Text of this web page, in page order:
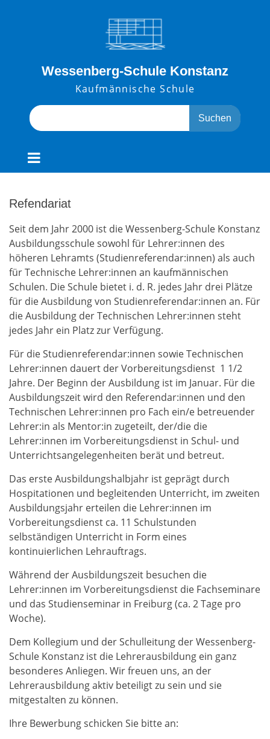
Wessenberg-Schule Konstanz
Kaufmännische Schule
Search
for:
Refendariat
Seit dem Jahr 2000 ist die Wessenberg-Schule Konstanz
Ausbildungsschule sowohl für Lehrer:innen des
höheren Lehramts (Studienreferendar:innen) als auch
für Technische Lehrer:innen an kaufmännischen
Schulen. Die Schule bietet i. d. R. jedes Jahr drei Plätze
für die Ausbildung von Studienreferendar:innen an. Für
die Ausbildung der Technischen Lehrer:innen steht
jedes Jahr ein Platz zur Verfügung.
Für die Studienreferendar:innen sowie Technischen
Lehrer:innen dauert der Vorbereitungsdienst 1 1/2
Jahre. Der Beginn der Ausbildung ist im Januar. Für die
Ausbildungszeit wird den Referendar:innen und den
Technischen Lehrer:innen pro Fach ein/e betreuender
Lehrer:in als Mentor:in zugeteilt, der/die die
Lehrer:innen im Vorbereitungsdienst in Schul- und
Unterrichtsangelegenheiten berät und betreut.
Das erste Ausbildungshalbjahr ist geprägt durch
Hospitationen und begleitenden Unterricht, im zweiten
Ausbildungsjahr erteilen die Lehrer:innen im
Vorbereitungsdienst ca. 11 Schulstunden
selbständigen Unterricht in Form eines
kontinuierlichen Lehrauftrags.
Während der Ausbildungszeit besuchen die
Lehrer:innen im Vorbereitungsdienst die Fachseminare
und das Studienseminar in Freiburg (ca. 2 Tage pro
Woche).
Dem Kollegium und der Schulleitung der Wessenberg-
Schule Konstanz ist die Lehrerausbildung ein ganz
besonderes Anliegen. Wir freuen uns, an der
Lehrerausbildung aktiv beteiligt zu sein und sie
mitgestalten zu können.
Ihre Bewerbung schicken Sie bitte an: